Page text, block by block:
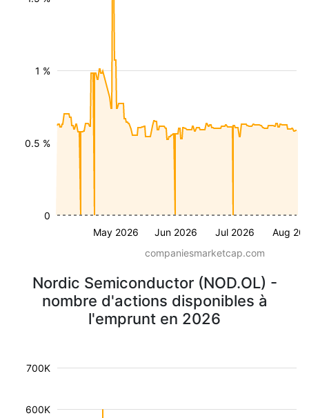
May 2026 Jun 2026 Jul 2026 Aug
0.5 %
1 %
0
companiesmarketcap.com
Nordic Semiconductor (NOD.OL) -
nombre d'actions disponibles à
l'emprunt en 2026
600K
700K